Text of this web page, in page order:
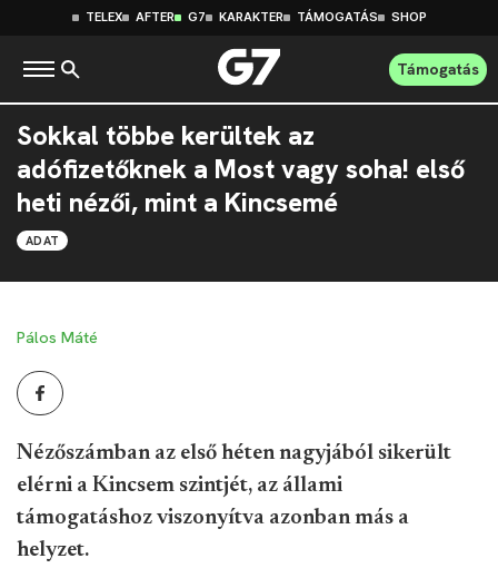
TELEX AFTER G7 KARAKTER TÁMOGATÁS SHOP
Támogatás
Sokkal többe kerültek az
adófizetőknek a Most vagy soha! első
heti nézői, mint a Kincsemé
ADAT
Pálos Máté
Nézőszámban az első héten nagyjából sikerült
elérni a Kincsem szintjét, az állami
támogatáshoz viszonyítva azonban más a
helyzet.